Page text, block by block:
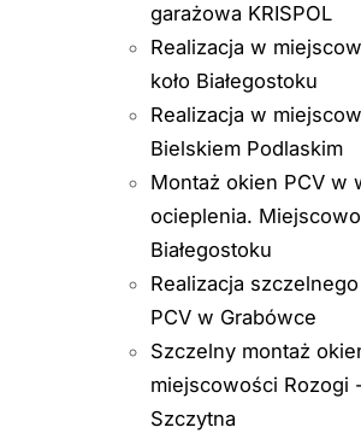
garażowa KRISPOL
Realizacja w
koło Białegostoku
Realizacja w
Bielskiem Podlaskim
Montaż okien PCV w
ocieplenia.
Białegostoku
Realizacja
PCV w Grabówce
Szczelny montaż
miejscowości Rozogi
Szczytna